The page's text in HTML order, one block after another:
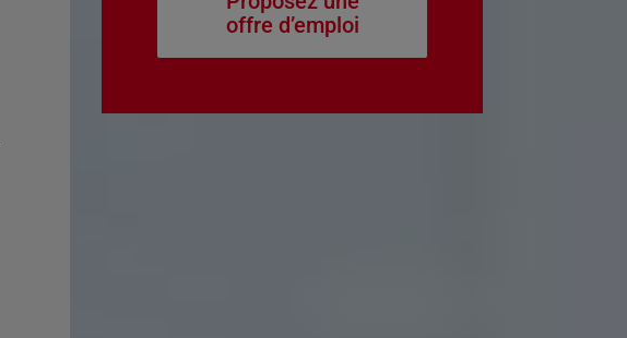
offre d’emploi